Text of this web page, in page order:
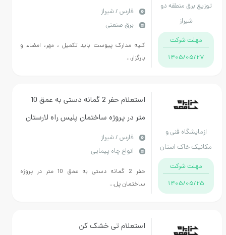
منطقه دو
شرکت
1405/
2 شیراز انجام کار به همراه عقد قرارداد
مدت زمان انجام کار 4 ماه شمسی است
فارس / شیراز
برق صنعتی
کلیه مدارک پیوست باید تکمیل ، مهر، امضاء و
بارگزار...
فنی و
خاک استان
فارس
شرکت
1405/
استعلام حفر 2 گمانه دستی به عمق 10
متر در پروژه ساختمان پلیس راه لارستان
فارس / شیراز
انواع چاه پیمایی
حفر 2 گمانه دستی به عمق 10 متر در پروژه
ساختمان پل...
استعلام تی خشک کن